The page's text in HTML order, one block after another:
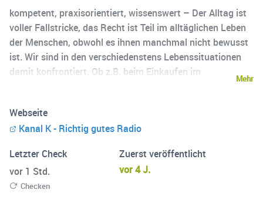
kompetent, praxisorientiert, wissenswert – Der Alltag ist
voller Fallstricke, das Recht ist Teil im alltäglichen Leben
der Menschen, obwohl es ihnen manchmal nicht bewusst
ist. Wir sind in den verschiedenstens Lebenssituationen
damit konfrontiert. Ob z.B. beim Einkaufen im
jeder vor einem rechtlichen Problem im Alltag. In der
Sendung »Recht im Alltag mit Irene Karoussos« klärt die
und Betroffene praxisorientiert über aktuelle rechtliche
Themen auf und vermittelt die Rechtsgrundlagen dieser
Themen auf informative und unterhaltsame Weise,
Mehr
Webseite
Kanal K - Richtig gutes Radio
Letzter Check
vor 1 Std.
Checken
Zuerst veröffentlicht
vor 4 J.